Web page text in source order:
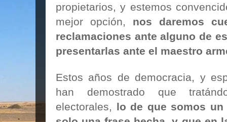
propietarios, y estemos
mejor opción, nos daremos
reclamaciones ante alguno de
presentarlas ante el maestro
Estos años de democracia, y
han demostrado que
electorales, lo de que somos un